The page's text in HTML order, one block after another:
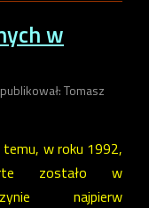
w
Tomasz
w roku 1992,
zostało w
najpierw